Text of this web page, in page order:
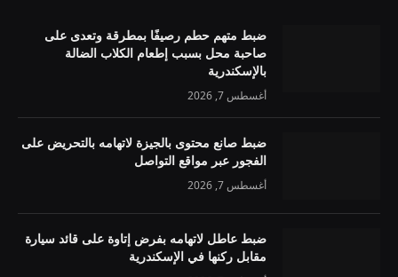
ضبط متهم حطم رصيفًا بمطرقة وتعدى على
صاحبة محل بسبب إطعام الكلاب الضالة
بالإسكندرية
أغسطس 7, 2026
ضبط صانع محتوى بالجيزة لاتهامه بالتحريض على
الفجور عبر مواقع التواصل
أغسطس 7, 2026
ضبط عاطل لاتهامه بفرض إتاوة على قائد سيارة
مقابل ركنها في الإسكندرية